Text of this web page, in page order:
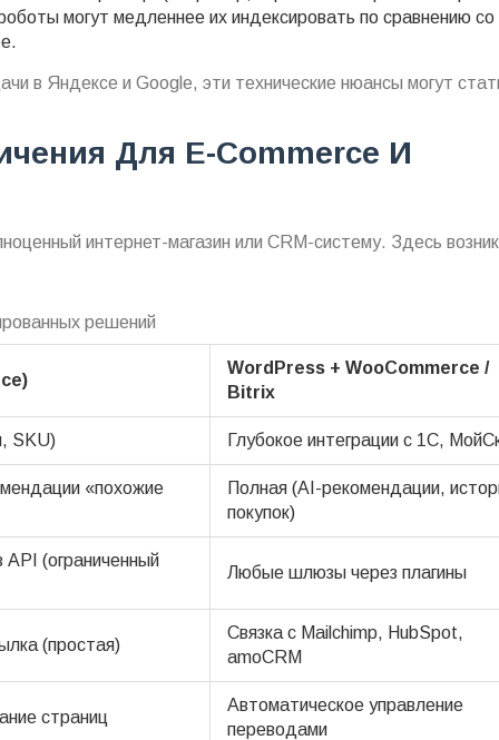
могут медленнее их индексировать по сравнению со
в Яндексе и Google, эти технические нюансы могут
Для E-Commerce И
интернет-магазин или CRM-систему. Здесь
решений
WordPress + WooCommerce /
Bitrix
SKU) Глубокое интеграции с 1С,
«похожие
Полная (AI-рекомендации,
покупок)
API (ограниченный
Любые шлюзы через плагины
(простая)
Связка с Mailchimp, HubSpot,
amoCRM
страниц
Автоматическое управление
переводами